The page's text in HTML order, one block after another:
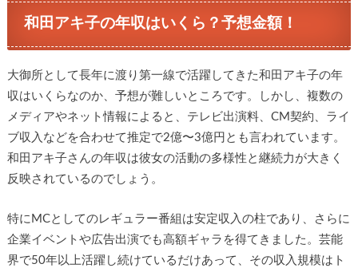
和田アキ子の年収はいくら？予想金額！
大御所として長年に渡り第一線で活躍してきた和田アキ子の年
収はいくらなのか、予想が難しいところです。しかし、複数の
メディアやネット情報によると、テレビ出演料、CM契約、ライ
ブ収入などを合わせて推定で2億〜3億円とも言われています。
和田アキ子さんの年収は彼女の活動の多様性と継続力が大きく
反映されているのでしょう。
特にMCとしてのレギュラー番組は安定収入の柱であり、さらに
企業イベントや広告出演でも高額ギャラを得てきました。芸能
界で50年以上活躍し続けているだけあって、その収入規模はト